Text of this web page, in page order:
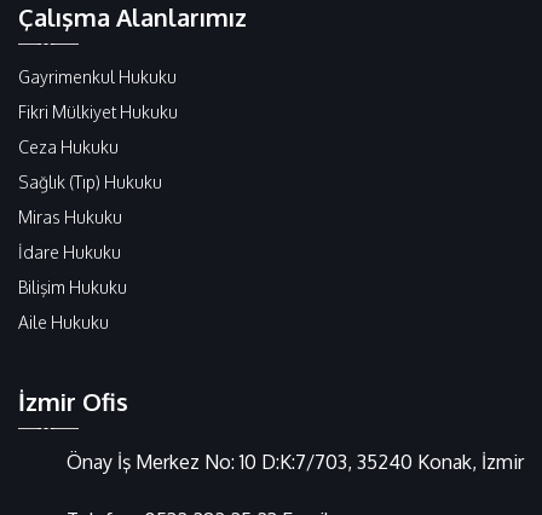
Çalışma Alanlarımız
Gayrimenkul Hukuku
Fikri Mülkiyet Hukuku
Ceza Hukuku
Sağlık (Tıp) Hukuku
Miras Hukuku
İdare Hukuku
Bilişim Hukuku
Aile Hukuku
İzmir Ofis
Önay İş Merkez No: 10 D:K:7/703, 35240 Konak, İzmir